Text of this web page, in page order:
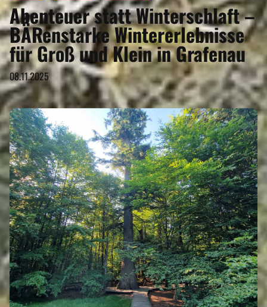
Abenteuer statt Winterschlaft –
BÄRenstarke Wintererlebnisse
für Groß und Klein in Grafenau
08.11.2025